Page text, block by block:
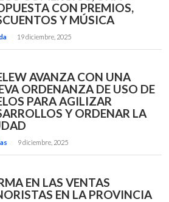
CON PREMIOS,
Y MÚSICA
19 diciembre, 2025
AVANZA CON UNA
ORDENANZA DE USO DE
PARA AGILIZAR
Y ORDENAR LA
9 diciembre, 2025
EN LAS VENTAS
EN LA PROVINCIA